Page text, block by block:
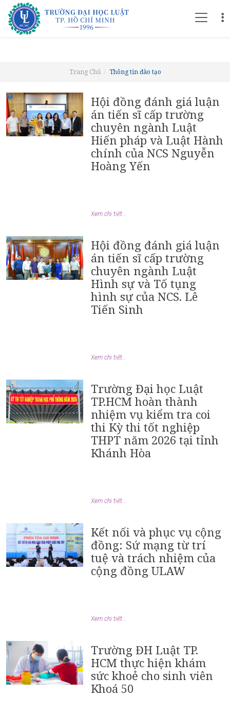
Trang Chủ Thông tin đào tạo
Hội đồng đánh giá luận
án tiến sĩ cấp trường
chuyên ngành Luật
Hiến pháp và Luật Hành
chính của NCS Nguyễn
Hoàng Yến
Xem chi tiết...
Hội đồng đánh giá luận
án tiến sĩ cấp trường
chuyên ngành Luật
Hình sự và Tố tụng
hình sự của NCS. Lê
Tiến Sinh
Xem chi tiết...
Trường Đại học Luật
TP.HCM hoàn thành
nhiệm vụ kiểm tra coi
thi Kỳ thi tốt nghiệp
THPT năm 2026 tại tỉnh
Khánh Hòa
Xem chi tiết...
Kết nối và phục vụ cộng
đồng: Sứ mạng từ trí
tuệ và trách nhiệm của
cộng đồng ULAW
Xem chi tiết...
Trường ĐH Luật TP.
HCM thực hiện khám
sức khoẻ cho sinh viên
Khoá 50